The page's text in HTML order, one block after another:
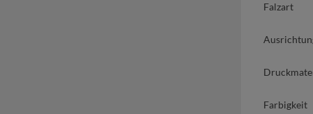
Falzart
Farbigkeit